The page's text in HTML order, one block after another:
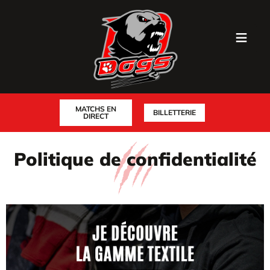
MATCHS EN
DIRECT
BILLETTERIE
Politique de confidentialité